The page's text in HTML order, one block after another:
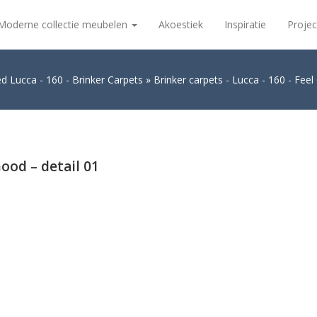
collectie meubelen Akoestiek Inspiratie
Lucca - 160 - Brinker Carpets Brinker carpets - Lucca - 160 -
– detail 01